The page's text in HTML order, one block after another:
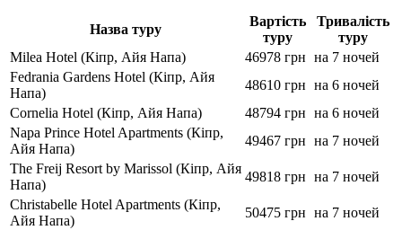
Назва туру
Вартість
туру
Тривалість
туру
Milea Hotel (Кіпр, Айя Напа)
46978 грн на 7 ночей
Fedrania Gardens Hotel (Кіпр, Айя
Напа)
48610 грн на 6 ночей
Cornelia Hotel (Кіпр, Айя Напа)
48794 грн на 6 ночей
Napa Prince Hotel Apartments (Кіпр,
Айя Напа)
49467 грн на 7 ночей
The Freij Resort by Marissol (Кіпр, Айя
Напа)
49818 грн на 7 ночей
Christabelle Hotel Apartments (Кіпр,
Айя Напа)
50475 грн на 7 ночей